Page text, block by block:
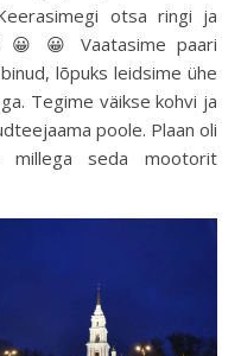
otsa ringi ja
😀 😀 Vaatasime paari
lõpuks leidsime ühe
Tegime väikse kohvi ja
poole. Plaan oli
seda mootorit